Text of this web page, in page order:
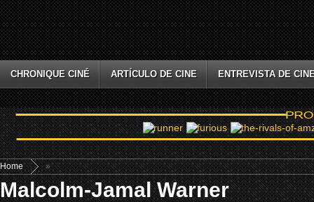
CHRONIQUE CINÉ ARTÍCULO DE CINE ENTREVISTA DE
Home »
Malcolm-Jamal Warner